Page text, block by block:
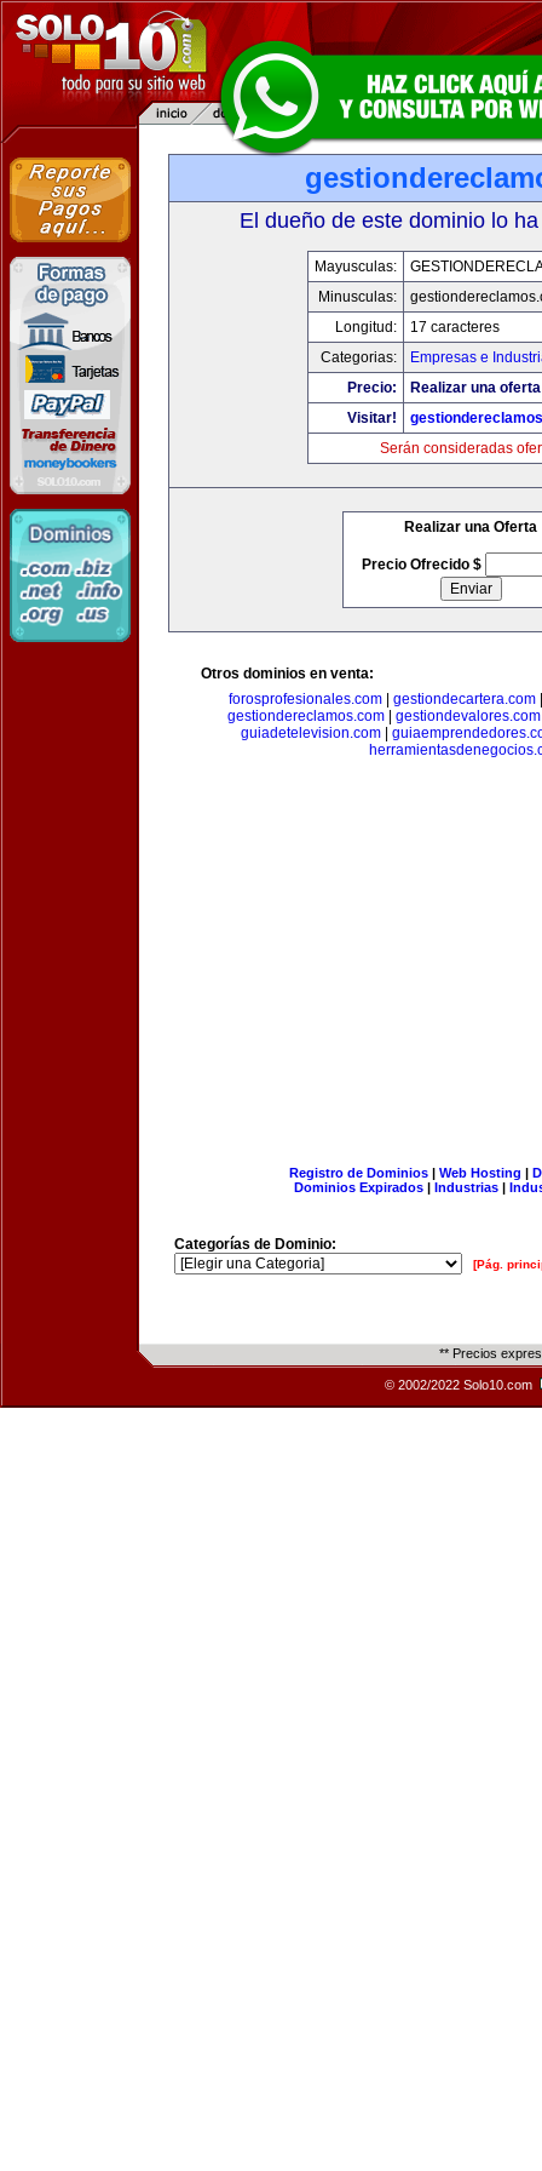
El dueño de este dominio lo
Mayusculas:
Minusculas:
Longitud:
17 caracteres
Categorias:
Empresas e
Precio:
Realizar una
Visitar!
Serán consideradas
Realizar una Oferta
Precio Ofrecido $
Otros dominios en venta:
forosprofesionales.com
gestiondecartera.com
gestiondereclamos.com| gestiondevalores.com
guiadetelevision.com
Registro de Dominios| Web Hosting |
Dominios Expirados | Industrias |
Categorías de Dominio:
[Pág.
** Precios
© 2002/2022 Solo10.com